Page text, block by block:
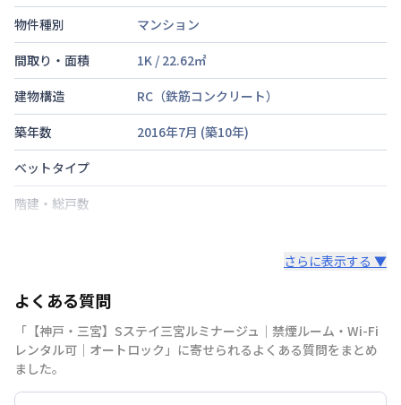
物件種別
マンション
間取り・面積
1K / 22.62㎡
建物構造
RC（鉄筋コンクリート）
築年数
2016年7月 (築10年)
ベットタイプ
階建・総戸数
禁煙・喫煙
交通
東海道本線三ノ宮駅 徒歩9分
さらに表示する ▼
よくある質問
「【神戸・三宮】Sステイ三宮ルミナージュ｜禁煙ルーム・Wi-Fi
レンタル可｜オートロック」に寄せられるよくある質問をまとめ
ました。